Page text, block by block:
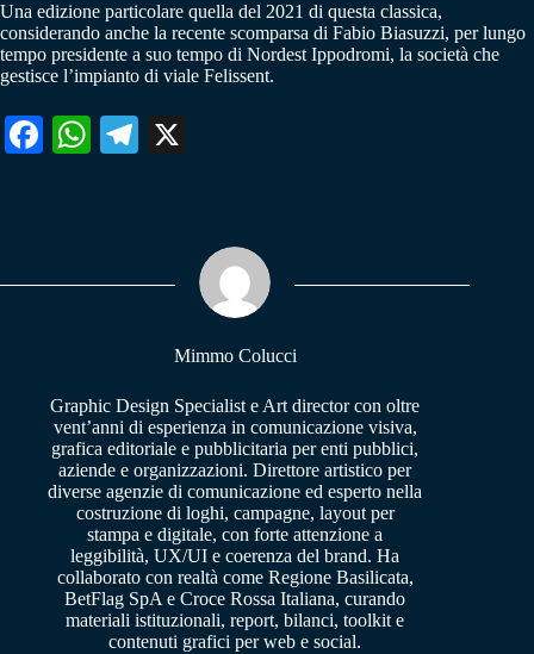
Una edizione particolare quella del 2021 di questa classica,
considerando anche la recente scomparsa di Fabio Biasuzzi, per lungo
tempo presidente a suo tempo di Nordest Ippodromi, la società che
gestisce l’impianto di viale Felissent.
Fa W
pp
Te
m
Mimmo Colucci
Graphic Design Specialist e Art director con oltre
vent’anni di esperienza in comunicazione visiva,
grafica editoriale e pubblicitaria per enti pubblici,
aziende e organizzazioni. Direttore artistico per
diverse agenzie di comunicazione ed esperto nella
costruzione di loghi, campagne, layout per
stampa e digitale, con forte attenzione a
leggibilità, UX/UI e coerenza del brand. Ha
collaborato con realtà come Regione Basilicata,
BetFlag SpA e Croce Rossa Italiana, curando
materiali istituzionali, report, bilanci, toolkit e
contenuti grafici per web e social.